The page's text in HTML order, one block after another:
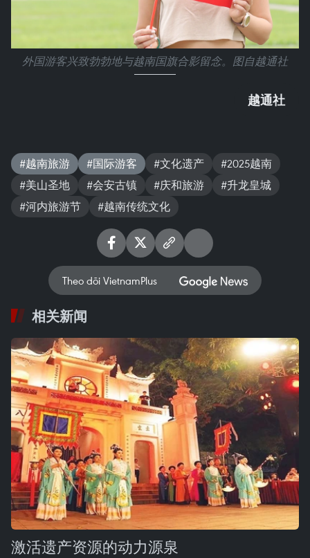
外国游客兴致勃勃地与越南国旗合影留念。图自越通社
越通社
#越南旅游 #国际游客 #文化遗产
#2025越南
#美山圣地
#会安古镇 #庆和旅游
#升龙皇城
#河内旅游节
#越南传统文化
Theo dõi VietnamPlus
相关新闻
激活遗产资源的动力源泉